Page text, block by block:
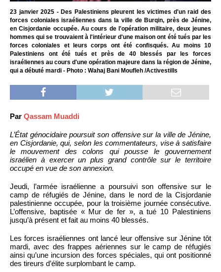
23 janvier 2025 - Des Palestiniens pleurent les victimes d'un raid des
forces coloniales israéliennes dans la ville de Burqin, près de Jénine,
en Cisjordanie occupée. Au cours de l'opération militaire, deux jeunes
hommes qui se trouvaient à l'intérieur d'une maison ont été tués par les
forces coloniales et leurs corps ont été confisqués. Au moins 10
Palestiniens ont été tués et près de 40 blessés par les forces
israéliennes au cours d'une opération majeure dans la région de Jénine,
qui a débuté mardi - Photo : Wahaj Bani Moufleh /Activestills
Par Qassam Muaddi
L’État génocidaire poursuit son offensive sur la ville de Jénine,
en Cisjordanie, qui, selon les commentateurs, vise à satisfaire
le mouvement des colons qui pousse le gouvernement
israélien à exercer un plus grand contrôle sur le territoire
occupé en vue de son annexion.
Jeudi, l’armée israélienne a poursuivi son offensive sur le
camp de réfugiés de Jénine, dans le nord de la Cisjordanie
palestinienne occupée, pour la troisième journée consécutive.
L’offensive, baptisée « Mur de fer », a tué 10 Palestiniens
jusqu’à présent et fait au moins 40 blessés.
Les forces israéliennes ont lancé leur offensive sur Jénine tôt
mardi, avec des frappes aériennes sur le camp de réfugiés
ainsi qu’une incursion des forces spéciales, qui ont positionné
des tireurs d’élite surplombant le camp.